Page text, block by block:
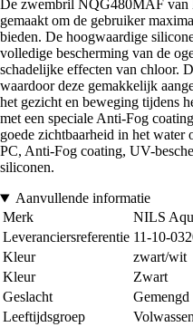
De zwembril NQG480MAF
gemaakt om de gebruiker
bieden. De hoogwaardige
volledige bescherming van de
schadelijke effecten van chloor.
waardoor deze gemakkelijk
het gezicht en beweging tijdens
met een speciale Anti-Fog
goede zichtbaarheid in het water
PC, Anti-Fog coating, UV-
siliconen.
Aanvullende informatie
Merk
NILS
Leveranciersreferentie 11-10-
Kleur
zwart/wit
Kleur
Zwart
Geslacht
Gemengd
Leeftijdsgroep